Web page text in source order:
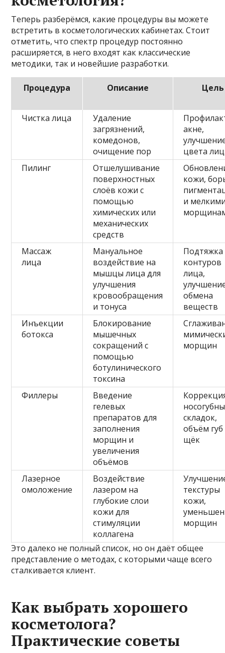
Теперь разберёмся, какие процедуры вы можете
встретить в косметологических кабинетах. Стоит
отметить, что спектр процедур постоянно
расширяется, в него входят как классические
методики, так и новейшие разработки.
Процедура Описание Цель
Чистка лица
Удаление
загрязнений,
комедонов,
очищение пор
акне,
цвета
Пилинг
Отшелушивание
поверхностных
слоёв кожи с
помощью
химических или
механических
средств
кожи,
и
Массаж
лица
Мануальное
воздействие на
мышцы лица для
улучшения
кровообращения
и тонуса
Подтяжка
контуров
лица,
обмена
веществ
Инъекции
ботокса
Блокирование
мышечных
сокращений с
помощью
ботулинического
токсина
морщин
Филлеры
Введение
гелевых
препаратов для
заполнения
морщин и
увеличения
объёмов
складок,
объём
щёк
Лазерное
омоложение
Воздействие
лазером на
глубокие слои
кожи для
стимуляции
коллагена
текстуры
кожи,
морщин
Это далеко не полный список, но он даёт общее
представление о методах, с которыми чаще всего
сталкивается клиент.
Как выбрать хорошего
косметолога?
Практические советы